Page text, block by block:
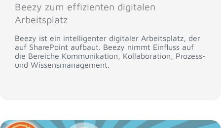
Beezy zum effizienten digitalen
Arbeitsplatz
Beezy ist ein intelligenter digitaler Arbeitsplatz, der
auf SharePoint aufbaut. Beezy nimmt Einfluss auf
die Bereiche Kommunikation, Kollaboration, Prozess-
und Wissensmanagement.